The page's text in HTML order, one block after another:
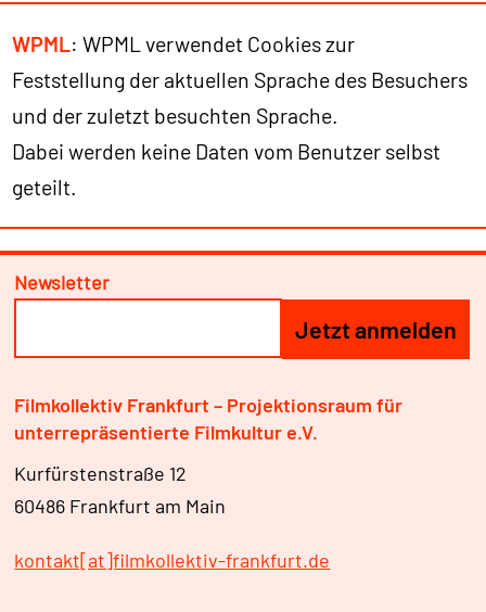
WPML: WPML verwendet Cookies zur
Feststellung der aktuellen Sprache des Besuchers
und der zuletzt besuchten Sprache.
Dabei werden keine Daten vom Benutzer selbst
geteilt.
Newsletter
Filmkollektiv Frankfurt – Projektionsraum für
unterrepräsentierte Filmkultur e.V.
Kurfürstenstraße 12
60486 Frankfurt am Main
kontakt[at]filmkollektiv-frankfurt.de